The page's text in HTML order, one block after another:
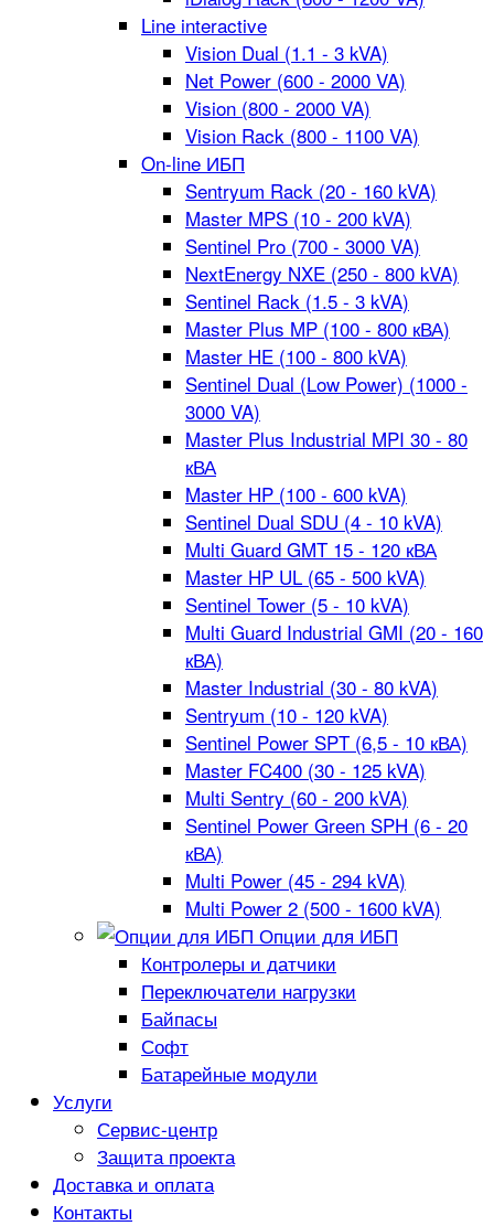
Line interactive
Vision Dual (1.1 - 3 kVA)
Net Power (600 - 2000 VA)
Vision (800 - 2000 VA)
Vision Rack (800 - 1100 VA)
On-line ИБП
Sentryum Rack (20 - 160 kVA)
Master MPS (10 - 200 kVA)
Sentinel Pro (700 - 3000 VA)
NextEnergy NXE (250 - 800 kVA)
Sentinel Rack (1.5 - 3 kVA)
Master Plus MP (100 - 800 кВА)
Master HE (100 - 800 kVA)
Sentinel Dual (Low Power) (1000 -
3000 VA)
Master Plus Industrial MPI 30 - 80
кВА
Master HP (100 - 600 kVA)
Sentinel Dual SDU (4 - 10 kVA)
Multi Guard GMT 15 - 120 кВА
Master HP UL (65 - 500 kVA)
Sentinel Tower (5 - 10 kVA)
Multi Guard Industrial GMI (20 - 160
кВА)
Master Industrial (30 - 80 kVA)
Sentryum (10 - 120 kVA)
Sentinel Power SPT (6,5 - 10 кВА)
Master FC400 (30 - 125 kVA)
Multi Sentry (60 - 200 kVA)
Sentinel Power Green SPH (6 - 20
кВА)
Multi Power (45 - 294 kVA)
Multi Power 2 (500 - 1600 kVA)
Опции для ИБП
Контролеры и датчики
Переключатели нагрузки
Байпасы
Софт
Батарейные модули
Услуги
Сервис-центр
Защита проекта
Доставка и оплата
Контакты